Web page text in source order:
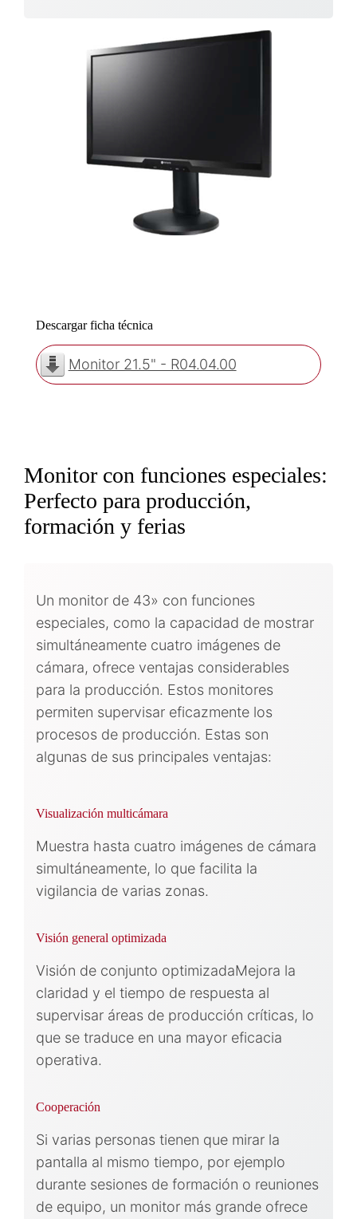
Descargar ficha técnica
Monitor 21.5" - R04.04.00
Monitor con funciones especiales:
Perfecto para producción,
formación y ferias
Un monitor de 43» con funciones
especiales, como la capacidad de mostrar
simultáneamente cuatro imágenes de
cámara, ofrece ventajas considerables
para la producción. Estos monitores
permiten supervisar eficazmente los
procesos de producción. Estas son
algunas de sus principales ventajas:
Visualización multicámara
Muestra hasta cuatro imágenes de cámara
simultáneamente, lo que facilita la
vigilancia de varias zonas.
Visión general optimizada
Visión de conjunto optimizadaMejora la
claridad y el tiempo de respuesta al
supervisar áreas de producción críticas, lo
que se traduce en una mayor eficacia
operativa.
Cooperación
Si varias personas tienen que mirar la
pantalla al mismo tiempo, por ejemplo
durante sesiones de formación o reuniones
de equipo, un monitor más grande ofrece